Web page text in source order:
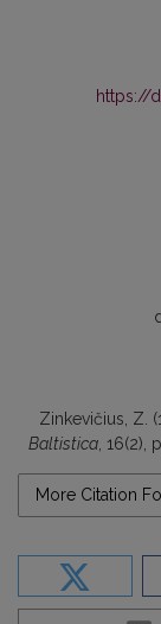
https://
Zinkevičius, Z.
Baltistica, 16(2),
More Citation